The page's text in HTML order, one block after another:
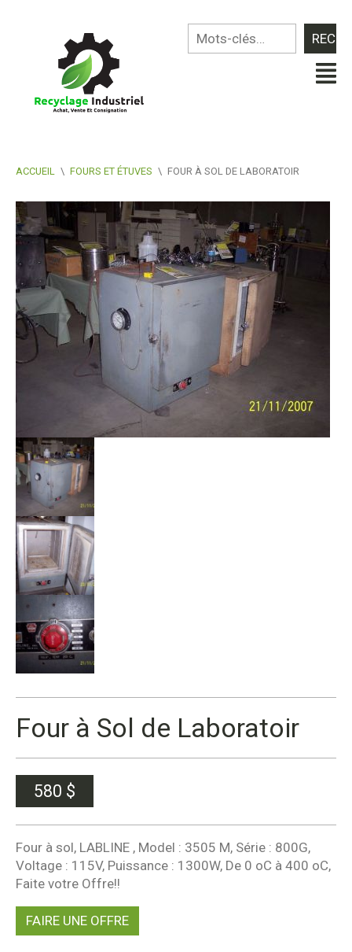
ACCUEIL \ FOURS ET ÉTUVES \ FOUR À SOL DE LABORATOIR
Four à Sol de Laboratoir
580 $
Four à sol, LABLINE , Model : 3505 M, Série : 800G,
Voltage : 115V, Puissance : 1300W, De 0 oC à 400 oC,
Faite votre Offre!!
FAIRE UNE OFFRE